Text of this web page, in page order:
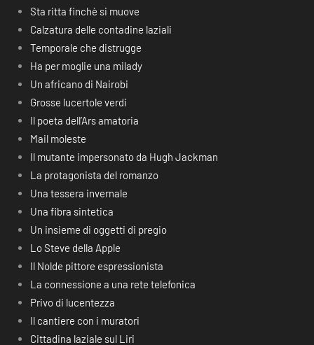
Sta ritta finchè si muove
Calzatura delle contadine laziali
Temporale che distrugge
Ha per moglie una milady
Un africano di Nairobi
Grosse lucertole verdi
Il poeta dell’Ars amatoria
Mail moleste
Il mutante impersonato da Hugh Jackman
La protagonista del romanzo
Una tessera invernale
Una fibra sintetica
Un insieme di oggetti di pregio
Lo Steve della Apple
Il Nolde pittore espressionista
La connessione a una rete telefonica
Privo di lucentezza
Il cantiere con i muratori
Cittadina laziale sul Liri